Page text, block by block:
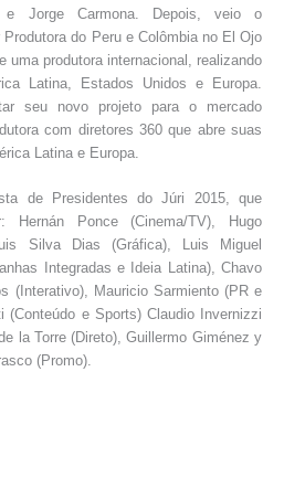
Jorge Carmona. Depois, veio o
do Peru e Colômbia no El Ojo
uma produtora internacional, realizando
Latina, Estados Unidos e Europa.
seu novo projeto para o mercado
com diretores 360 que abre suas
Latina e Europa.
de Presidentes do Júri 2015, que
Hernán Ponce (Cinema/TV), Hugo
Silva Dias (Gráfica), Luis Miguel
Integradas e Ideia Latina), Chavo
(Interativo), Mauricio Sarmiento (PR e
(Conteúdo e Sports) Claudio Invernizzi
la Torre (Direto), Guillermo Giménez y
(Promo).